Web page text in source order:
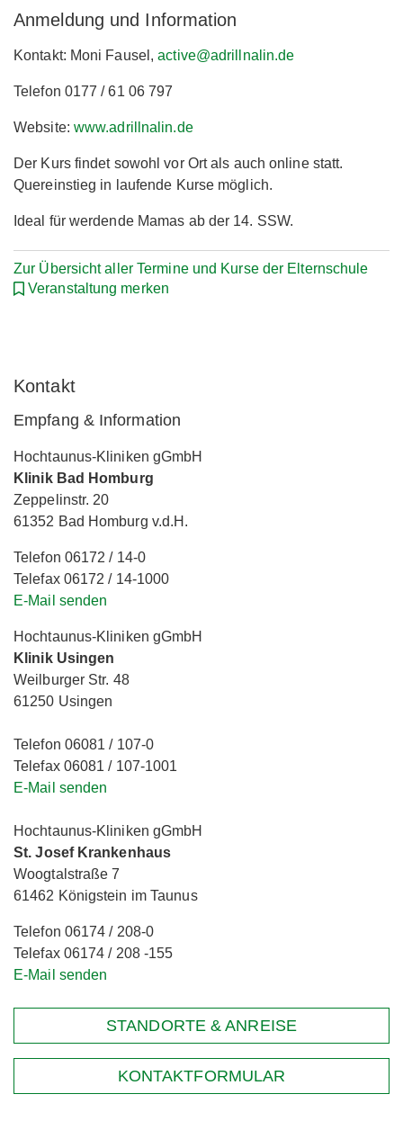
Anmeldung und Information
Kontakt: Moni Fausel,active@adrillnalin.de
Telefon 0177 / 61 06 797
Website: www.adrillnalin.de
Der Kurs findet sowohl vor Ort als auch online statt.
Quereinstieg in laufende Kurse möglich.
Ideal für werdende Mamas ab der 14. SSW.
Zur Übersicht aller Termine und Kurse der Elternschule
Veranstaltung merken
Kontakt
Empfang & Information
Hochtaunus-Kliniken gGmbH
Klinik Bad Homburg
Zeppelinstr. 20
61352 Bad Homburg v.d.H.
Telefon 06172 / 14-0
Telefax 06172 / 14-1000
E-Mail senden
Hochtaunus-Kliniken gGmbH
Klinik Usingen
Weilburger Str. 48
61250 Usingen
Telefon 06081 / 107-0
Telefax 06081 / 107-1001
E-Mail senden
Hochtaunus-Kliniken gGmbH
St. Josef Krankenhaus
Woogtalstraße 7
61462 Königstein im Taunus
Telefon 06174 / 208-0
Telefax 06174 / 208 -155
E-Mail senden
STANDORTE & ANREISE
KONTAKTFORMULAR